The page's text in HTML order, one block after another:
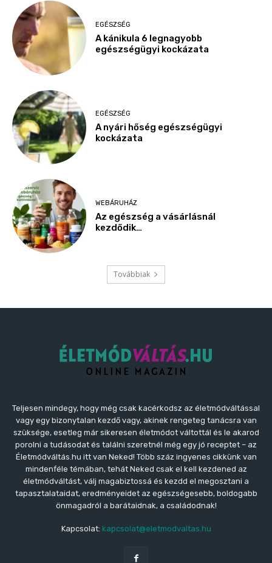
EGÉSZSÉG
A kánikula 6 legnagyobb
egészségügyi kockázata
EGÉSZSÉG
A nyári hőség egészségügyi
kockázata
WEBÁRUHÁZ
Az egészség a vásárlásnál
kezdődik…
Továbbiak
Teljesen mindegy, hogy még csak kacérkodsz az életmódváltással
vagy egy bizonytalan kezdő vagy, akinek rengeteg tanácsra van
szüksége, esetleg már sikeresen életmódot váltottál és le akarod
porolni a tudásodat és találni szeretnél még egy jó receptet – az
Életmódváltás.hu itt van Neked! Több száz ingyenes cikkünk van
mindenféle témában, tehát Neked csak el kell kezdened az
életmódváltást, válj magabiztossá és kezdd el megosztani a
tapasztalataidat, eredményeidet az egészségesebb, boldogabb
önmagadról a barátaidnak, a családodnak!
Kapcsolat: kapcsolat@eletmodvaltas.hu